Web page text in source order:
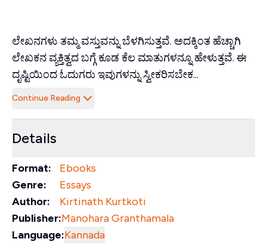
ಲೇಖನಗಳು ತಮ್ಮ ವಸ್ತುವನ್ನು ಬೆಳಗಿಸುತ್ತವೆ. ಅದಕ್ಕಿಂತ ಹೆಚ್ಚಾಗಿ
ಲೇಖಕನ ವ್ಯಕ್ತಿತ್ವದ ಬಗ್ಗೆ ಕೂಡ ಕೆಲ ಮಾತುಗಳನ್ನೂ ಹೇಳುತ್ತವೆ. ಈ
ದೃಷ್ಟಿಯಿಂದ ಓದುಗರು ಇವುಗಳನ್ನು ಸ್ವೀಕರಿಸಬೇಕ...
Continue Reading
Details
Format:
Ebooks
Genre:
Essays
Author:
Kirtinath Kurtkoti
Publisher:Manohara Granthamala
Language:Kannada